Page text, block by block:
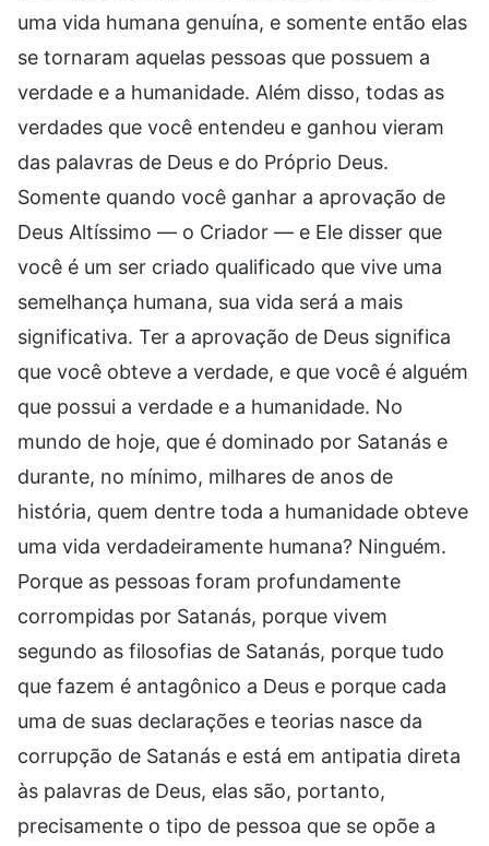
uma vida humana genuína, e somente então elas
se tornaram aquelas pessoas que possuem a
verdade e a humanidade. Além disso, todas as
verdades que você entendeu e ganhou vieram
das palavras de Deus e do Próprio Deus.
Somente quando você ganhar a aprovação de
Deus Altíssimo — o Criador — e Ele disser que
você é um ser criado qualificado que vive uma
semelhança humana, sua vida será a mais
significativa. Ter a aprovação de Deus significa
que você obteve a verdade, e que você é alguém
que possui a verdade e a humanidade. No
mundo de hoje, que é dominado por Satanás e
durante, no mínimo, milhares de anos de
história, quem dentre toda a humanidade obteve
uma vida verdadeiramente humana? Ninguém.
Porque as pessoas foram profundamente
corrompidas por Satanás, porque vivem
segundo as filosofias de Satanás, porque tudo
que fazem é antagônico a Deus e porque cada
uma de suas declarações e teorias nasce da
corrupção de Satanás e está em antipatia direta
às palavras de Deus, elas são, portanto,
precisamente o tipo de pessoa que se opõe a